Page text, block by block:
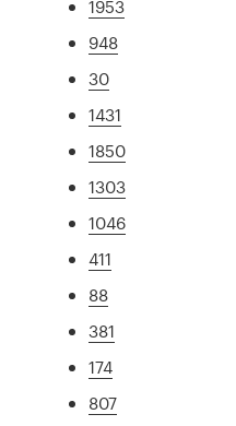
1953
948
30
1431
1850
1303
1046
411
88
381
174
807